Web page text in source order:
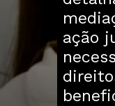
ação